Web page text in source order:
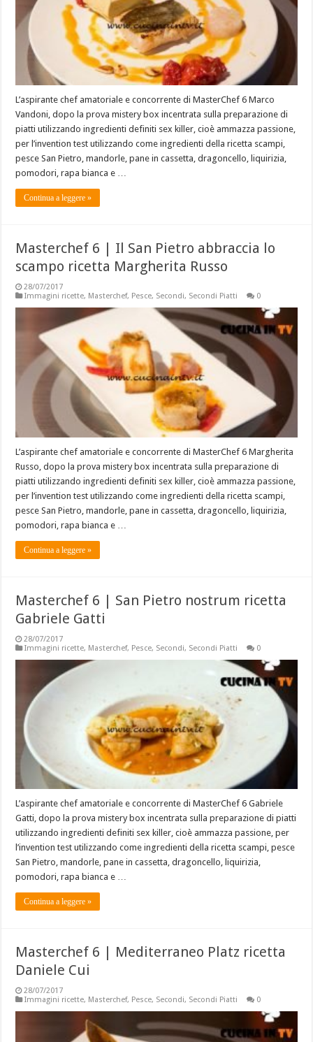
L’aspirante chef amatoriale e concorrente di MasterChef 6 Marco
Vandoni, dopo la prova mistery box incentrata sulla preparazione di
piatti utilizzando ingredienti definiti sex killer, cioè ammazza passione,
per l’invention test utilizzando come ingredienti della ricetta scampi,
pesce San Pietro, mandorle, pane in cassetta, dragoncello, liquirizia,
pomodori, rapa bianca e …
Continua a leggere »
Masterchef 6 | Il San Pietro abbraccia lo
scampo ricetta Margherita Russo
28/07/2017
Immagini ricette, Masterchef, Pesce, Secondi, Secondi Piatti 0
L’aspirante chef amatoriale e concorrente di MasterChef 6 Margherita
Russo, dopo la prova mistery box incentrata sulla preparazione di
piatti utilizzando ingredienti definiti sex killer, cioè ammazza passione,
per l’invention test utilizzando come ingredienti della ricetta scampi,
pesce San Pietro, mandorle, pane in cassetta, dragoncello, liquirizia,
pomodori, rapa bianca e …
Continua a leggere »
Masterchef 6 | San Pietro nostrum ricetta
Gabriele Gatti
28/07/2017
Immagini ricette, Masterchef, Pesce, Secondi, Secondi Piatti 0
L’aspirante chef amatoriale e concorrente di MasterChef 6 Gabriele
Gatti, dopo la prova mistery box incentrata sulla preparazione di piatti
utilizzando ingredienti definiti sex killer, cioè ammazza passione, per
l’invention test utilizzando come ingredienti della ricetta scampi, pesce
San Pietro, mandorle, pane in cassetta, dragoncello, liquirizia,
pomodori, rapa bianca e …
Continua a leggere »
Masterchef 6 | Mediterraneo Platz ricetta
Daniele Cui
28/07/2017
Immagini ricette, Masterchef, Pesce, Secondi, Secondi Piatti 0